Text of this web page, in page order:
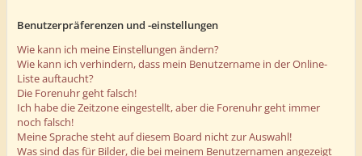
Benutzerpräferenzen und -einstellungen
Wie kann ich meine Einstellungen ändern?
Wie kann ich verhindern, dass mein Benutzername in der Online-
Liste auftaucht?
Die Forenuhr geht falsch!
Ich habe die Zeitzone eingestellt, aber die Forenuhr geht immer
noch falsch!
Meine Sprache steht auf diesem Board nicht zur Auswahl!
Was sind das für Bilder, die bei meinem Benutzernamen angezeigt